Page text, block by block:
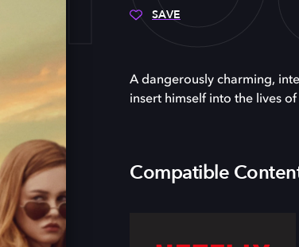
SAVE
A dangerously charming,
insert himself into the lives
Compatible